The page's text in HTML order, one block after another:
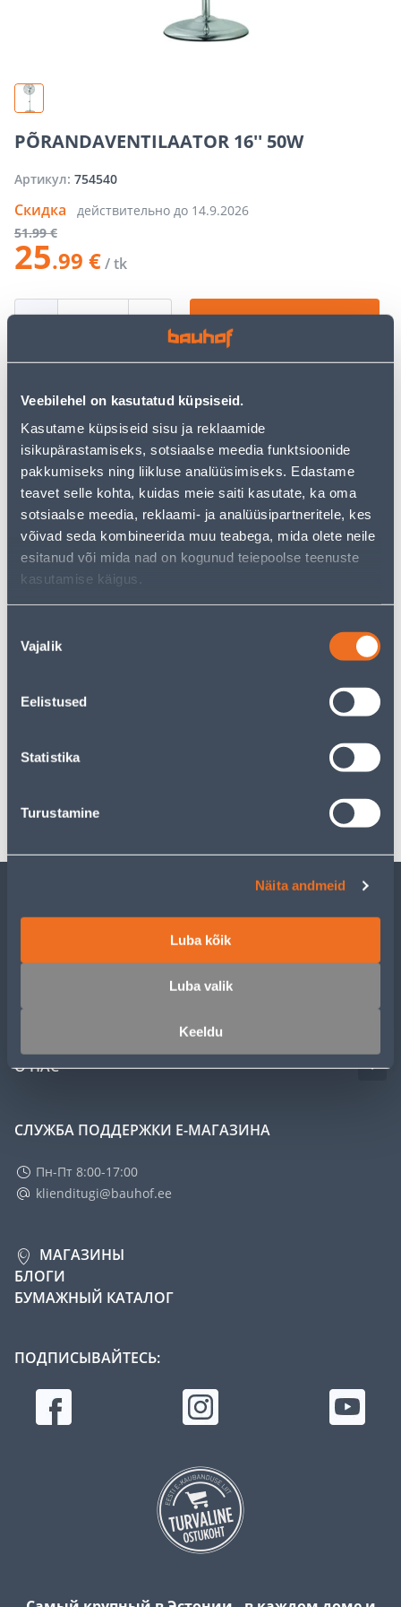
Veebilehel on kasutatud küpsiseid.
Kasutame küpsiseid sisu ja reklaamide
isikupärastamiseks, sotsiaalse meedia funktsioonide
pakkumiseks ning liikluse analüüsimiseks. Edastame
teavet selle kohta, kuidas meie saiti kasutate, ka oma
sotsiaalse meedia, reklaami- ja analüüsipartneritele, kes
võivad seda kombineerida muu teabega, mida olete neile
esitanud või mida nad on kogunud teiepoolse teenuste
kasutamise käigus.
valik
Vajalik
Eelistused
Statistika
Turustamine
Näita andmeid
Luba kõik
Luba valik
Keeldu
PÕRANDAVENTILAATOR 16'' 50W
Артикул: 754540
Скидка действительно до 14.9.2026
51.99 €
25.99 €/ tk
− + ДОБАВИТЬ В КОРЗИНУ
• Põrandaventilaator 16'' ja võimsus 50 W.
• 14-päevane tagastusõigus
Предполагаемая доставка 4,99 € от 2-5 tööpäeva
Посылочный автомат от 2,29 € с 2-5 tööpäeva
Описание
Спецификация
ОБСЛУЖИВАНИЕ ЧАСТНЫХ КЛИЕНТОВ
УСЛУГИ
КЛУБ МАСТЕРОВ
О НАС
СЛУЖБА ПОДДЕРЖКИ Е-МАГАЗИНА
Пн-Пт 8:00-17:00
klienditugi@bauhof.ee
МАГАЗИНЫ
БЛОГИ
БУМАЖНЫЙ КАТАЛОГ
ПОДПИСЫВАЙТЕСЬ: